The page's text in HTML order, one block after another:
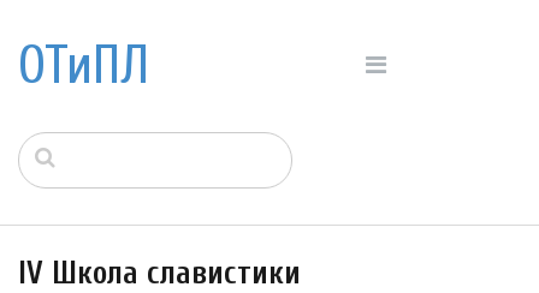
ОТиПЛ
IV Школа славистики